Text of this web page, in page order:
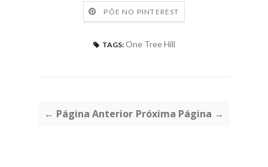
PÕE NO PINTEREST
TAGS: One Tree Hill
← Página Anterior Próxima Página →